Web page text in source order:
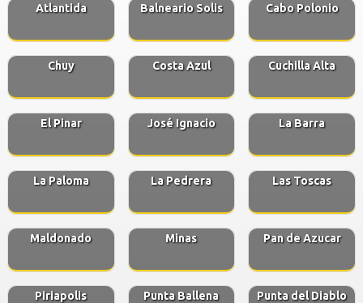
Atlantida Balneario Solis Cabo Polonio
Chuy Costa Azul Cuchilla Alta
El Pinar José Ignacio La Barra
La Paloma La Pedrera Las Toscas
Maldonado Minas Pan de Azucar
Piriapolis Punta Ballena Punta del Diablo